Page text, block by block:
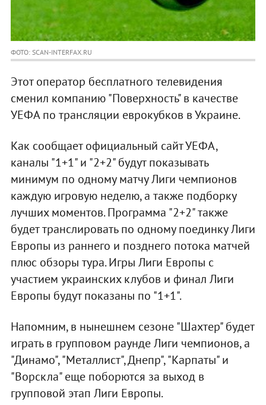
ФОТО: SCAN-INTERFAX.RU
Этот оператор бесплатного телевидения
сменил компанию "Поверхность" в качестве
УЕФА по трансляции еврокубков в Украине.
Как сообщает официальный сайт УЕФА,
каналы "1+1" и "2+2" будут показывать
минимум по одному матчу Лиги чемпионов
каждую игровую неделю, а также подборку
лучших моментов. Программа "2+2" также
будет транслировать по одному поединку Лиги
Европы из раннего и позднего потока матчей
плюс обзоры тура. Игры Лиги Европы с
участием украинских клубов и финал Лиги
Европы будут показаны по "1+1".
Напомним, в нынешнем сезоне "Шахтер" будет
играть в групповом раунде Лиги чемпионов, а
"Динамо", "Металлист", Днепр", "Карпаты" и
"Ворскла" еще поборются за выход в
групповой этап Лиги Европы.